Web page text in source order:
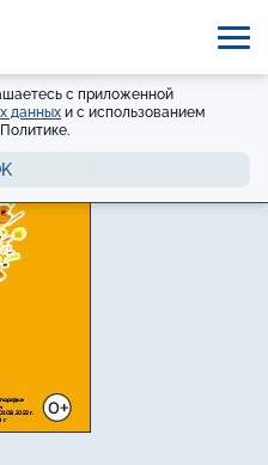
с приложенной
данных и с использованием